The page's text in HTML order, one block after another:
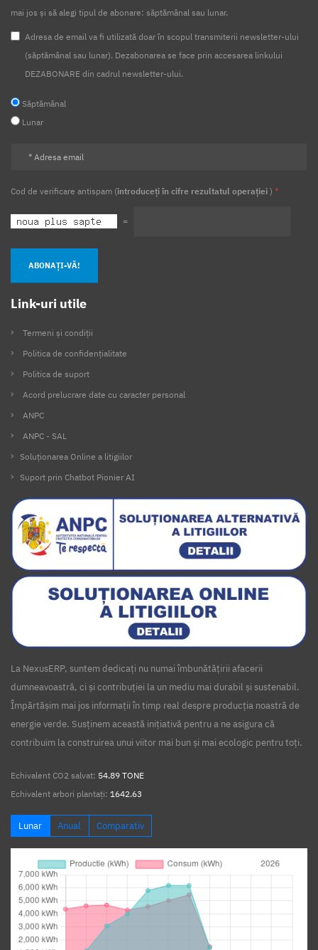
mai jos și să alegi tipul de abonare: săptămânal sau lunar.
Adresa de email va fi utilizată doar în scopul transmiterii newsletter-ului
(săptămânal sau lunar). Dezabonarea se face prin accesarea linkului
DEZABONARE din cadrul newsletter-ului.
Săptămânal
Lunar
Cod de verificare antispam (introduceți în cifre rezultatul operației ) *
=
ABONAȚI-VĂ!
Link-uri utile
Termeni și condiții
Politica de confidențialitate
Politica de suport
Acord prelucrare date cu caracter personal
ANPC
ANPC - SAL
Soluționarea Online a litigiilor
Suport prin Chatbot Pionier AI
La NexusERP, suntem dedicați nu numai îmbunătățirii afacerii
dumneavoastră, ci și contribuției la un mediu mai durabil și sustenabil.
Împărtășim mai jos informații în timp real despre producția noastră de
energie verde. Susținem această inițiativă pentru a ne asigura că
contribuim la construirea unui viitor mai bun și mai ecologic pentru toți.
Echivalent CO2 salvat: 54.89 TONE
Echivalent arbori plantați: 1642.63
Lunar Anual Comparativ